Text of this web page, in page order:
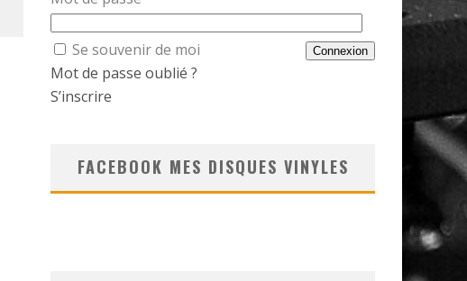
Se souvenir de moi
Mot de passe oublié ?
S’inscrire
FACEBOOK MES DISQUES VINYLES